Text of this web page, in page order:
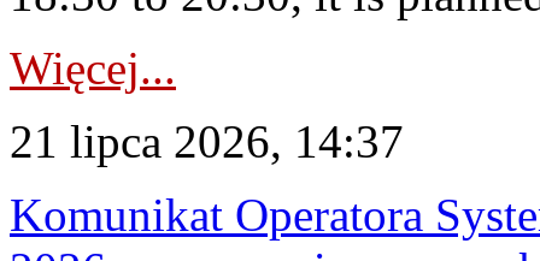
Więcej...
21 lipca 2026, 14:37
Komunikat Operatora